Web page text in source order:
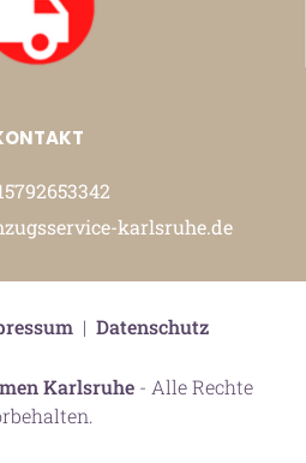
karlsruhe.de
Karlsruhe- Alle Rechte
| Datenschutz